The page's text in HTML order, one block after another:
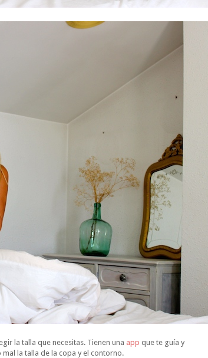
la talla que necesitas. Tienen una app que te guía y
mal la talla de la copa y el contorno.